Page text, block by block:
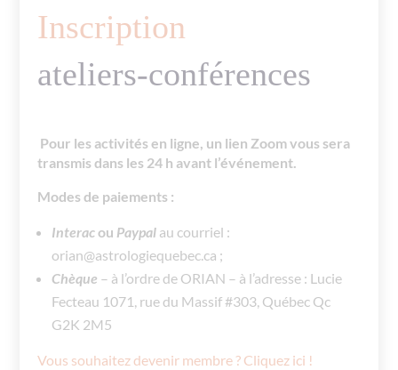
Inscription
ateliers-conférences
Pour les activités en ligne, un lien Zoom vous sera
transmis dans les 24 h avant l’événement.
Modes de paiements :
Interacou Paypal au courriel :
orian@astrologiequebec.ca ;
Chèque – à l’ordre de ORIAN – à l’adresse : Lucie
Fecteau 1071, rue du Massif #303, Québec Qc
G2K 2M5
Vous souhaitez devenir membre ? Cliquez ici !